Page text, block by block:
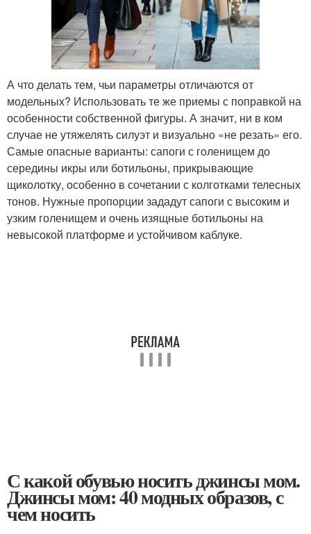
А что делать тем, чьи параметры отличаются от
модельных? Использовать те же приемы с поправкой на
особенности собственной фигуры. А значит, ни в ком
случае не утяжелять силуэт и визуально «не резать» его.
Самые опасные варианты: сапоги с голенищем до
середины икры или ботильоны, прикрывающие
щиколотку, особенно в сочетании с колготками телесных
тонов. Нужные пропорции зададут сапоги с высоким и
узким голенищем и очень изящные ботильоны на
невысокой платформе и устойчивом каблуке.
С какой обувью носить джинсы мом.
Джинсы мом: 40 модных образов, с
чем носить